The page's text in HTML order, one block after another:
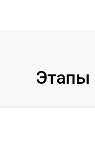
Этапы